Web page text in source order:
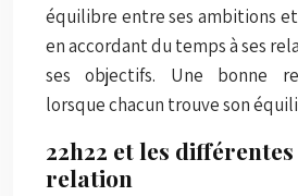
équilibre entre ses ambitions
en accordant du temps à ses
ses objectifs. Une bonne
lorsque chacun trouve son
22h22 et les
relation